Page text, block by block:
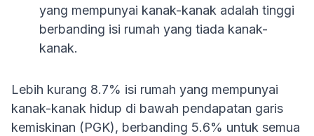
yang mempunyai kanak-kanak adalah tinggi
berbanding isi rumah yang tiada kanak-
kanak.
Lebih kurang 8.7% isi rumah yang mempunyai
kanak-kanak hidup di bawah pendapatan garis
kemiskinan (PGK), berbanding 5.6% untuk semua